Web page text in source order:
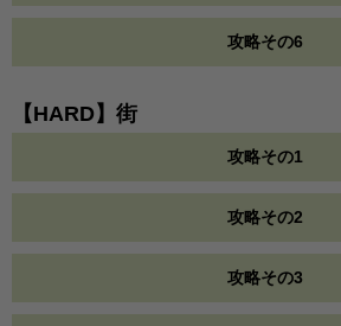
攻略その6
【HARD】街
攻略その1
攻略その2
攻略その3